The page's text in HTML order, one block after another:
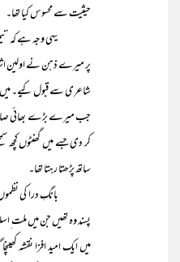
حیثیت سے محسوس کیا تھا۔
یہی وجہ ہے کہ
پر میرے ذہن نے اولین
شاعری سے قبول کیے۔ میں
جب میرے بڑے بھائی
کر دی جسے میں گھنٹوں کچھ
ساتھ پڑھتا رہتا تھا۔
بانگِ درا کی نظموں
پسند وہ تھیں جن میں
میں ایک امید افزا نقشہ